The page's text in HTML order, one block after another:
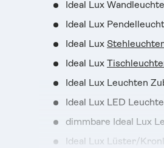
Ideal Lux
Ideal Lux
Ideal Lux
Ideal Lux
Ideal Lux Leuchten
Ideal Lux LED
dimmbare Ideal Lux
Ideal Lux Lüster/